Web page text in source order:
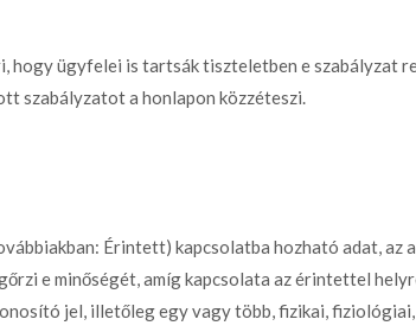
hogy ügyfelei is tartsák tiszteletben e szabályzat
szabályzatot a honlapon közzéteszi.
Érintett) kapcsolatba hozható adat,
e minőségét, amíg kapcsolata az érintettel
jel, illetőleg egy vagy több, fizikai,